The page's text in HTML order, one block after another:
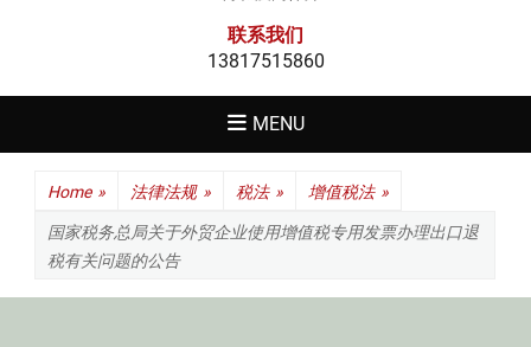
联系我们
13817515860
MENU
Home » 法律法规 » 税法 » 增值税法 »
国家税务总局关于外贸企业使用增值税专用发票办理出口退
税有关问题的公告